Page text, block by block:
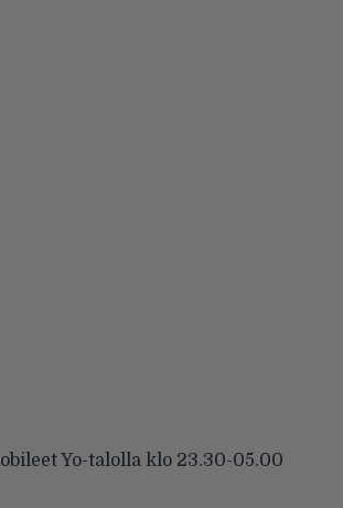
Yo-talolla klo 23.30-05.00